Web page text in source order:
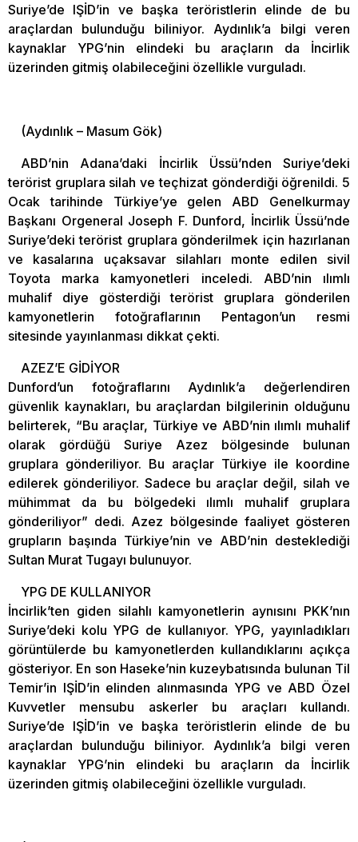
Suriye’de IŞİD’in ve başka teröristlerin elinde de bu
araçlardan bulunduğu biliniyor. Aydınlık’a bilgi veren
kaynaklar YPG’nin elindeki bu araçların da İncirlik
üzerinden gitmiş olabileceğini özellikle vurguladı.
(Aydınlık – Masum Gök)
ABD’nin Adana’daki İncirlik Üssü’nden Suriye’deki
terörist gruplara silah ve teçhizat gönderdiği öğrenildi. 5
Ocak tarihinde Türkiye’ye gelen ABD Genelkurmay
Başkanı Orgeneral Joseph F. Dunford, İncirlik Üssü’nde
Suriye’deki terörist gruplara gönderilmek için hazırlanan
ve kasalarına uçaksavar silahları monte edilen sivil
Toyota marka kamyonetleri inceledi. ABD’nin ılımlı
muhalif diye gösterdiği terörist gruplara gönderilen
kamyonetlerin fotoğraflarının Pentagon’un resmi
sitesinde yayınlanması dikkat çekti.
AZEZ’E GİDİYOR
Dunford’un fotoğraflarını Aydınlık’a değerlendiren
güvenlik kaynakları, bu araçlardan bilgilerinin olduğunu
belirterek, “Bu araçlar, Türkiye ve ABD’nin ılımlı muhalif
olarak gördüğü Suriye Azez bölgesinde bulunan
gruplara gönderiliyor. Bu araçlar Türkiye ile koordine
edilerek gönderiliyor. Sadece bu araçlar değil, silah ve
mühimmat da bu bölgedeki ılımlı muhalif gruplara
gönderiliyor” dedi. Azez bölgesinde faaliyet gösteren
grupların başında Türkiye’nin ve ABD’nin desteklediği
Sultan Murat Tugayı bulunuyor.
YPG DE KULLANIYOR
İncirlik’ten giden silahlı kamyonetlerin aynısını PKK’nın
Suriye’deki kolu YPG de kullanıyor. YPG, yayınladıkları
görüntülerde bu kamyonetlerden kullandıklarını açıkça
gösteriyor. En son Haseke’nin kuzeybatısında bulunan Til
Temir’in IŞİD’in elinden alınmasında YPG ve ABD Özel
Kuvvetler mensubu askerler bu araçları kullandı.
Suriye’de IŞİD’in ve başka teröristlerin elinde de bu
araçlardan bulunduğu biliniyor. Aydınlık’a bilgi veren
kaynaklar YPG’nin elindeki bu araçların da İncirlik
üzerinden gitmiş olabileceğini özellikle vurguladı.